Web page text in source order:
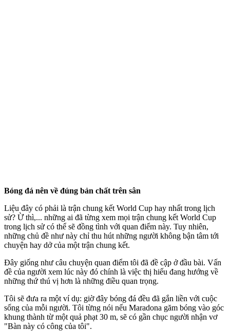
Bóng đá nên về đúng bản chất trên sân
Liệu đây có phải là trận chung kết World Cup hay nhất trong lịch
sử? Ừ thì,... những ai đã từng xem mọi trận chung kết World Cup
trong lịch sử có thể sẽ đồng tình với quan điểm này. Tuy nhiên,
những chủ đề như này chỉ thu hút những người không bận tâm tới
chuyện hay dở của một trận chung kết.
Đây giống như câu chuyện quan điểm tôi đã đề cập ở đầu bài. Vấn
đề của người xem lúc này đó chính là việc thị hiếu đang hướng về
những thứ thú vị hơn là những điều quan trọng.
Tôi sẽ đưa ra một ví dụ: giờ đây bóng đá đều đã gắn liền với cuộc
sống của mỗi người. Tôi từng nói nếu Maradona găm bóng vào góc
khung thành từ một quả phạt 30 m, sẽ có gần chục người nhận vơ
"Bàn này có công của tôi".